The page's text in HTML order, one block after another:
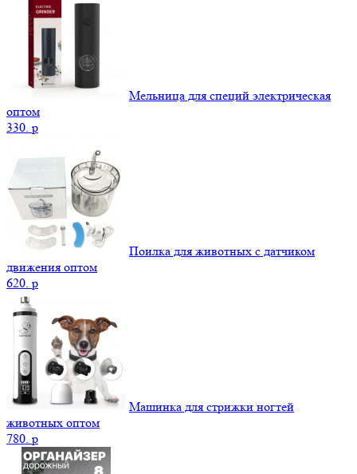
Мельница для специй электрическая
оптом
330. p
Поилка для животных с датчиком
движения оптом
620. p
Машинка для стрижки ногтей
животных оптом
780. p